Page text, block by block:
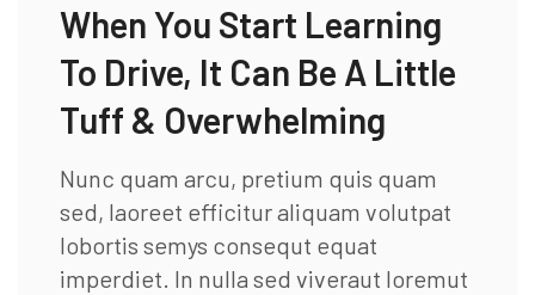
When You Start Learning
To Drive, It Can Be A Little
Tuff & Overwhelming
Nunc quam arcu, pretium quis quam
sed, laoreet efficitur aliquam volutpat
lobortis semys consequt equat
imperdiet. In nulla sed viveraut loremut